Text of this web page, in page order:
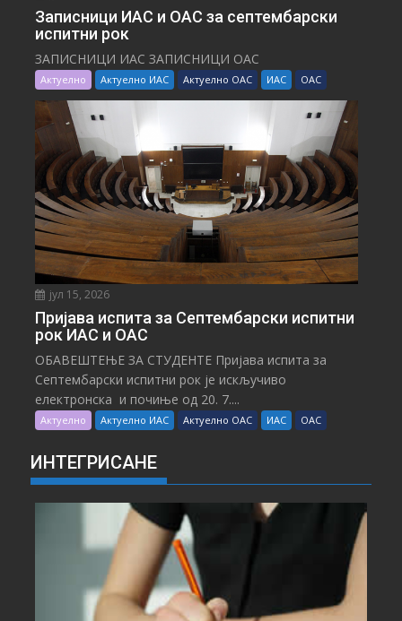
Записници ИАС и ОАС за септембарски
испитни рок
ЗАПИСНИЦИ ИАС ЗАПИСНИЦИ ОАС
Актуелно Актуелно ИАС Актуелно ОАС ИАС ОАС
јул 15, 2026
Пријава испита за Септембарски испитни
рок ИАС и ОАС
ОБАВЕШТЕЊЕ ЗА СТУДЕНТЕ Пријава испита за
Септембарски испитни рок је искључиво
електронска и почиње од 20. 7....
Актуелно Актуелно ИАС Актуелно ОАС ИАС ОАС
ИНТЕГРИСАНЕ